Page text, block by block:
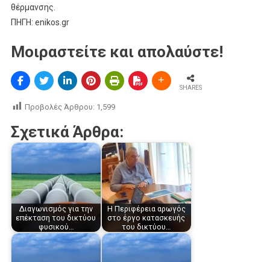
θέρμανσης.
ΠΗΓΗ: enikos.gr
Μοιραστείτε και απολαύστε!
SHARES
Προβολές Άρθρου: 1,599
Σχετικά Άρθρα:
Διαγωνισμός για την
επέκταση του δικτύου
φυσικού…
H Περιφέρεια αρωγός
στο έργο κατασκευής
του δικτύου…